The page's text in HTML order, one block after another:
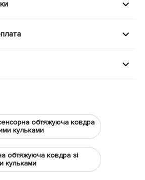
обтяжуюча ковдра
кульками
обтяжуюча ковдра зі
кульками